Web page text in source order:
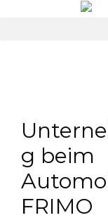
g beim
FRIMO